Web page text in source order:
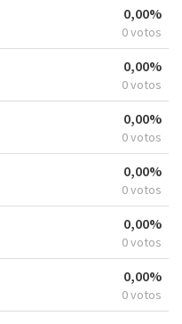
0,00%
0 votos
0,00%
0 votos
0,00%
0 votos
0,00%
0 votos
0,00%
0 votos
0,00%
0 votos